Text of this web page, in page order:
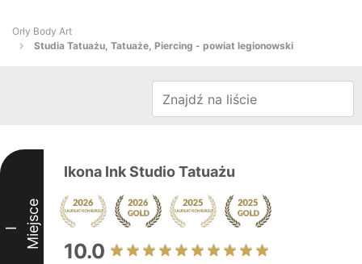
Orły Body Art
Studia Tatuażu, Tatuaże, Piercing - powiat legionowski
I Miejsce
Ikona Ink Studio Tatuażu
10.0